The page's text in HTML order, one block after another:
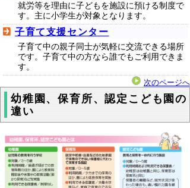
就労等を理由に子どもを施設に預ける制度で
す。主に小学生が対象となります。
子育て支援センター
子育て中の親子同士が気軽に交流できる場所
です。子育て中の方なら誰でもご利用できま
す。
次のページへ
幼稚園、保育所、認定こども園の
違い